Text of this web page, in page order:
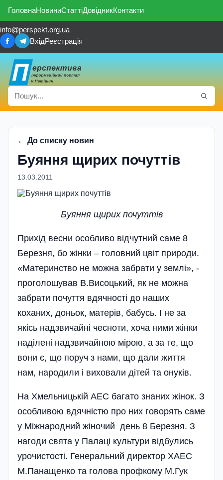
ГоловнаНовиниСтаттіДовідникКонтакти
info@perspekt.org.ua
ВхідРеєстрація
← До списку новин
Буяння щирих почуттiв
13.03.2011
Буяння щирих почуттiв
Прихід весни особливо відчутний саме 8
Березня, бо жінки – головний цвіт природи.
«Материнство не можна забрати у землі», -
проголошував В.Висоцький, як не можна
забрати почуття вдячності до наших
коханих, доньок, матерів, бабусь. І не за
якісь надзвичайні чесноти, хоча ними жінки
наділені надзвичайною мірою, а за те, що
вони є, що поруч з нами, що дали життя
нам, народили і виховали дітей та онуків.
На Хмельницькій АЕС багато знаних жінок. З
особливою вдяч­ні­стю про них говорять саме
у Між­на­родний жіночий день 8 Березня. З
нагоди свята у Палаці культури відбулись
урочистості. Генеральний директор ХАЕС
М.Панащенко та голова профкому М.Гук